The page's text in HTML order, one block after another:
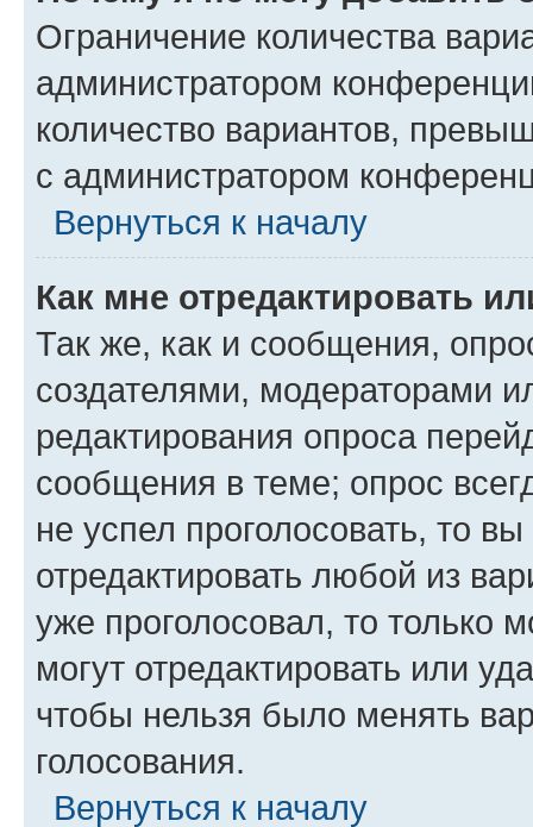
Ограничение количества
администратором
количество вариантов,
с администратором
Вернуться к началу
Как мне отредактировать
Так же, как и сообщения,
создателями, модераторами
редактирования опроса
сообщения в теме; опрос
не успел проголосовать, то
отредактировать любой из
уже проголосовал, то только
могут отредактировать или
чтобы нельзя было менять
голосования.
Вернуться к началу